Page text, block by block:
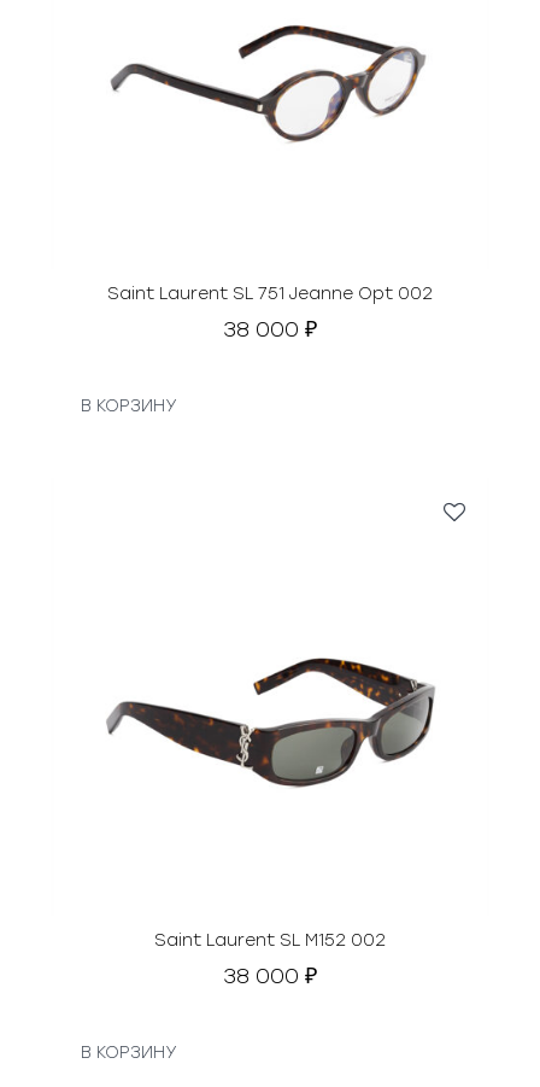
Saint Laurent SL 751 Jeanne Opt 002
38 000 ₽
В КОРЗИНУ
Saint Laurent SL M152 002
38 000 ₽
В КОРЗИНУ